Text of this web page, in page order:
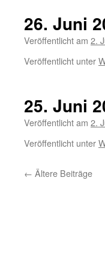
26. Juni
Veröffentlicht am 2.
Veröffentlicht unter
25. Juni
Veröffentlicht am 2.
Veröffentlicht unter
← Ältere Beiträge